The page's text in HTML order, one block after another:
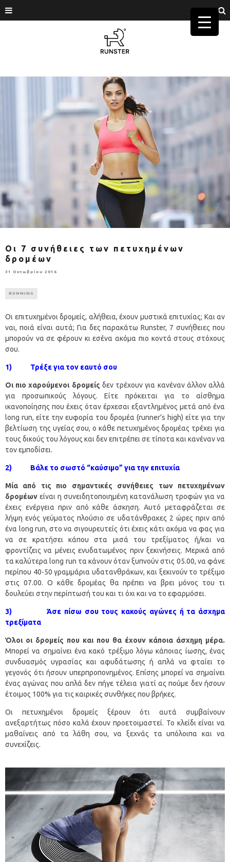
Οι 7 συνήθειες των πετυχημένων
δρομέων
31 Οκτωβρίου 2016
RUNNING
Οι επιτυχημένοι δρομείς, αλήθεια, έχουν μυστικά επιτυχίας; Και αν
ναι, ποιά είναι αυτά; Για δες παρακάτω Runster, 7 συνήθειες που
μπορούν να σε φέρουν κι εσένα ακόμα πιο κοντά στους στόχους
σου.
1) Τρέξε για τον εαυτό σου
Οι πιο χαρούμενοι δρομείς δεν τρέχουν για κανέναν άλλον αλλά
για προσωπικούς λόγους. Είτε πρόκειται για το αίσθημα
ικανοποίησης που έχεις όταν έρχεσαι εξαντλημένος μετά από ένα
long run, είτε την ευφορία του δρομέα (runner’s high) είτε για την
βελτίωση της υγείας σου, ο κάθε πετυχημένος δρομέας τρέχει για
τους δικούς του λόγους και δεν επιτρέπει σε τίποτα και κανέναν να
τον εμποδίσει.
2) Βάλε το σωστό “καύσιμο” για την επιτυχία
Μία από τις πιο σημαντικές συνήθειες των πετυχημένων
δρομέων είναι η συνειδητοποιημένη κατανάλωση τροφών για να
έχεις ενέργεια πριν από κάθε άσκηση. Αυτό μεταφράζεται σε
λήψη ενός γεύματος πλούσιο σε υδατάνθρακες 2 ώρες πριν από
ένα long run, στο να σιγουρευτείς ότι έχεις κάτι ακόμα να φας για
να σε κρατήσει κάπου στα μισά του τρεξίματος ή/και να
φροντίζεις να μένεις ενυδατωμένος πριν ξεκινήσεις. Μερικά από
τα καλύτερα long run τα κάνουν όταν ξυπνούν στις 05.00, να φάνε
περίπου 40-50 γραμμάρια υδατανθράκων, και ξεκινούν το τρέξιμο
στις 07.00. Ο κάθε δρομέας θα πρέπει να βρει μόνος του τι
δουλεύει στην περίπτωσή του και τι όχι και να το εφαρμόσει.
3) Άσε πίσω σου τους κακούς αγώνες ή τα άσχημα
τρεξίματα
Όλοι οι δρομείς που και που θα έχουν κάποια άσχημη μέρα.
Μπορεί να σημαίνει ένα κακό τρέξιμο λόγω κάποιας ίωσης, ένας
συνδυασμός υγρασίας και αφυδάτωσης ή απλά να φταίει το
γεγονός ότι ήσουν υπερπροπονημένος. Επίσης μπορεί να σημαίνει
ένας αγώνας που απλά δεν πήγε τέλεια γιατί ας πούμε δεν ήσουν
έτοιμος 100% για τις καιρικές συνθήκες που βρήκες.
Οι πετυχημένοι δρομείς ξέρουν ότι αυτά συμβαίνουν
ανεξαρτήτως πόσο καλά έχουν προετοιμαστεί. Το κλείδι είναι να
μαθαίνεις από τα λάθη σου, να ξεχνάς τα υπόλοιπα και να
συνεχίζεις.